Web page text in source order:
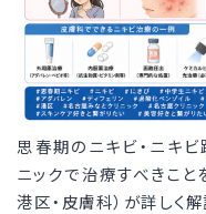
思春期のニキビ・ニキ
ニックで治療すべきこ
港区・皮膚科）が詳しく